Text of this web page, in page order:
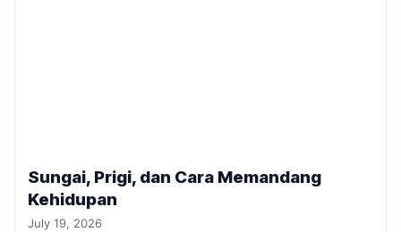
Sungai, Prigi, dan Cara Memandang
Kehidupan
July 19, 2026